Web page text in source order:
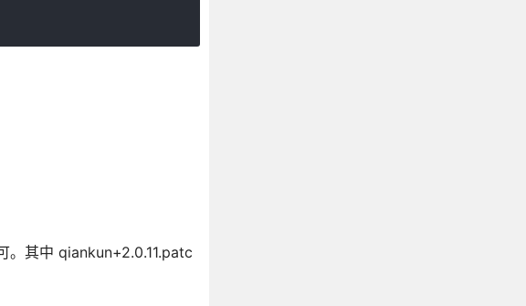
其中 qiankun+2.0.11.patc